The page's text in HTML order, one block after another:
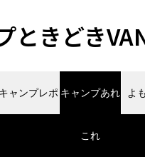
ときどき
キャンプレポ キャンプあれ
これ
よ